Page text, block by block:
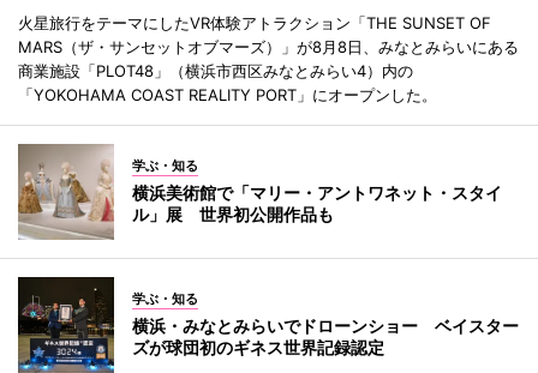
火星旅行をテーマにしたVR体験アトラクション「THE SUNSET OF
MARS（ザ・サンセットオブマーズ）」が8月8日、みなとみらいにある
商業施設「PLOT48」（横浜市西区みなとみらい4）内の
「YOKOHAMA COAST REALITY PORT」にオープンした。
学ぶ・知る
横浜美術館で「マリー・アントワネット・スタイ
ル」展 世界初公開作品も
学ぶ・知る
横浜・みなとみらいでドローンショー ベイスター
ズが球団初のギネス世界記録認定